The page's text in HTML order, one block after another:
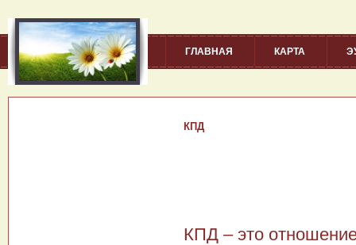
ГЛАВНАЯ КАРТА
КПД
КПД – это